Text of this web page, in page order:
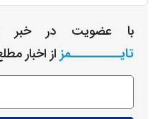
در خبر نامه
از اخبار مطلع شوید.